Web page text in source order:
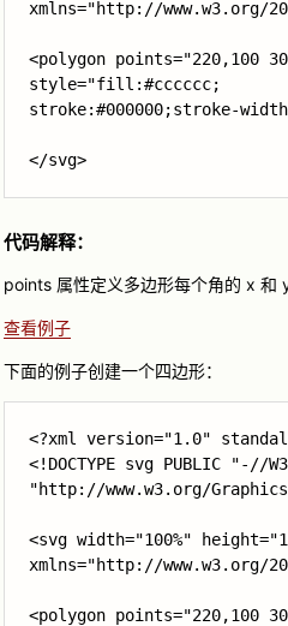
xmlns="http://www.w3.org/
<polygon points="220,100
style="fill:#cccccc;
stroke:#000000;stroke-
</svg>
代码解释：
points 属性定义多边形每个角的 x 和
查看例子
下面的例子创建一个四边形：
<?xml version="1.0"
<!DOCTYPE svg PUBLIC "-//
"http://www.w3.org/
<svg width="100%"
xmlns="http://www.w3.org/
<polygon points="220,100